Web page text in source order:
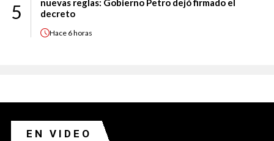
5
nuevas reglas: Gobierno Petro dejó firmado el
decreto
Hace 6 horas
EN VIDEO